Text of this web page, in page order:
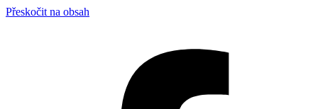
Přeskočit na obsah